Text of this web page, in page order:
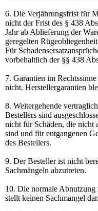
6. Die Verjährungsfrist für
nicht der Frist des § 438
Jahr ab Ablieferung der
geregelten
Für
vorbehaltlich der §§ 438
7. Garantien im
nicht. Herstellergarantien
8. Weitergehende
Bestellers sind
nicht für Schäden, die nicht
sind und für entgangenen
des Bestellers.
9. Der Besteller ist nicht
Sachmängeln abzutreten.
10. Die normale
stellt keinen Sachmangel dar.